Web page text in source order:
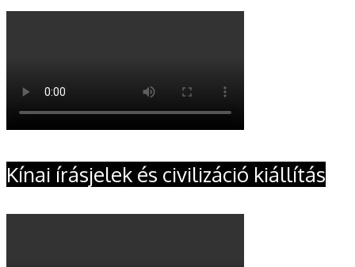
Kínai írásjelek és civilizáció kiállítás